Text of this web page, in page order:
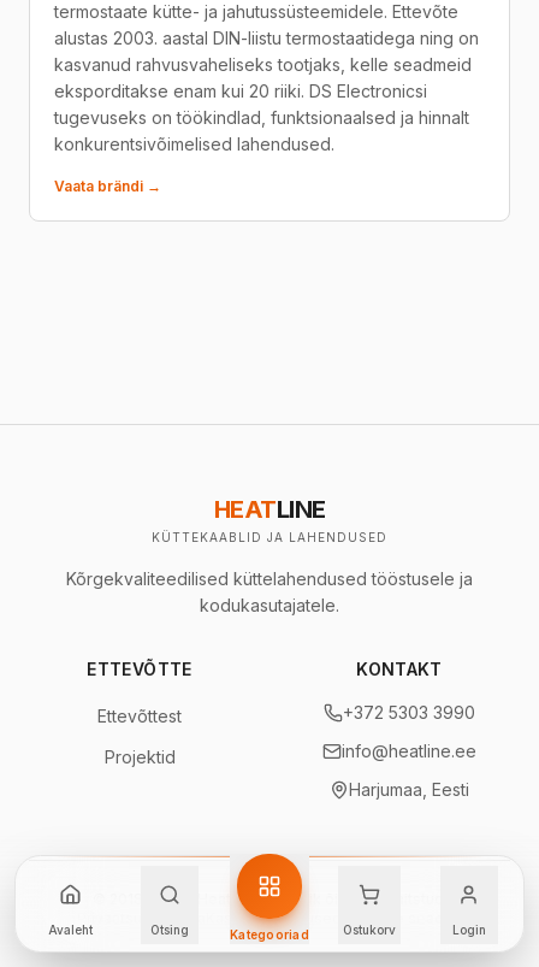
termostaate kütte- ja jahutussüsteemidele. Ettevõte
alustas 2003. aastal DIN-liistu termostaatidega ning on
kasvanud rahvusvaheliseks tootjaks, kelle seadmeid
eksporditakse enam kui 20 riiki. DS Electronicsi
tugevuseks on töökindlad, funktsionaalsed ja hinnalt
konkurentsivõimelised lahendused.
Vaata brändi →
HEATLINE
KÜTTEKAABLID JA LAHENDUSED
Kõrgekvaliteedilised küttelahendused tööstusele ja
kodukasutajatele.
ETTEVÕTTE
Ettevõttest
Projektid
KONTAKT
+372 5303 3990
info@heatline.ee
Harjumaa, Eesti
2026 Heatline OÜ.
Kõik õigused kaitstud.
Kasutustingimused
Avaleht Otsing Kategooriad Ostukorv Login